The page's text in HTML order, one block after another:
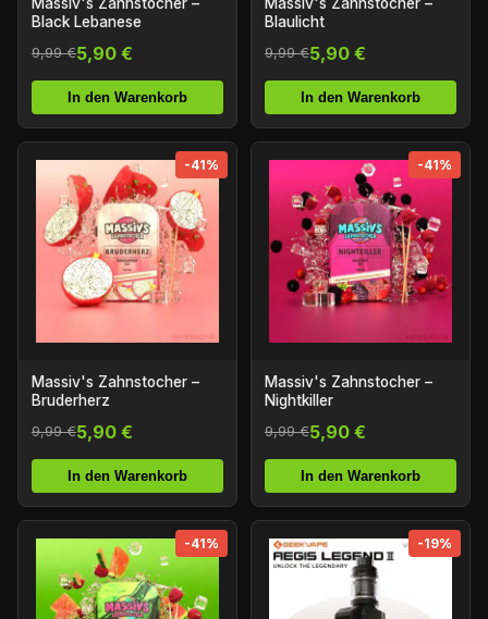
Black Lebanese
9,99 €5,90 €
In den Warenkorb
Blaulicht
9,99 €5,90 €
In den Warenkorb
-41%
Massiv's Zahnstocher –
Bruderherz
9,99 €5,90 €
In den Warenkorb
-41%
Massiv's Zahnstocher –
Nightkiller
9,99 €5,90 €
In den Warenkorb
-41% -19%